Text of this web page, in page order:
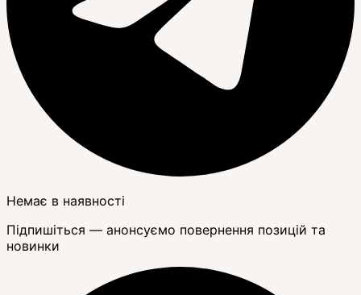
Немає в наявності
Підпишіться — анонсуємо повернення позицій та
новинки